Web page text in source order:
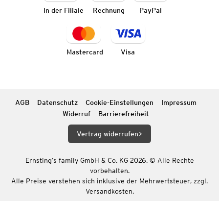
In der Filiale Rechnung PayPal
Mastercard Visa
AGB Datenschutz Cookie-Einstellungen
Impressum
Widerruf
Barrierefreiheit
Vertrag widerrufen
Ernsting’s family GmbH & Co. KG 2026. © Alle Rechte
vorbehalten.
Alle Preise verstehen sich inklusive der Mehrwertsteuer, zzgl.
Versandkosten.